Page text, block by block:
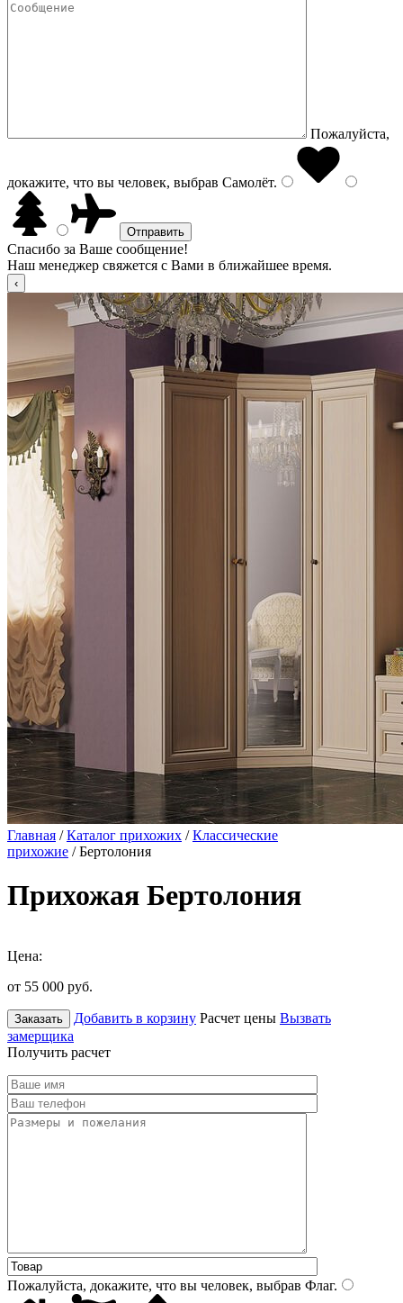
Пожалуйста,
докажите, что вы человек, выбрав Самолёт.
Спасибо за Ваше сообщение!
Наш менеджер свяжется с Вами в ближайшее время.
Главная /Каталог прихожих /Классические
прихожие / Бертолония
Прихожая Бертолония
Цена:
от 55 000 руб.
Заказать Добавить в корзину Расчет цены Вызвать
замерщика
Получить расчет
Пожалуйста, докажите, что вы человек, выбрав Флаг.